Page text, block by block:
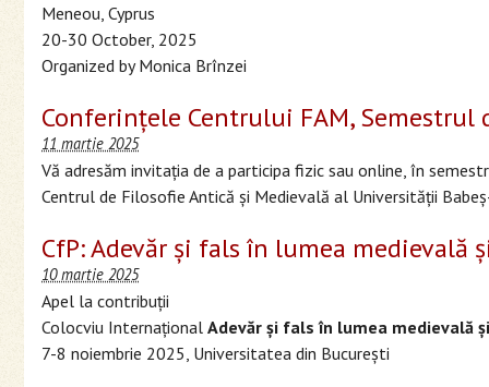
Meneou, Cyprus
20-30 October, 2025
Organized by Monica Brînzei
Conferinţele Centrului FAM, Semestrul
11 martie 2025
Vă adresăm invitaţia de a participa fizic sau online, în
Centrul de Filosofie Antică şi Medievală al Universităţii
CfP: Adevăr și fals în lumea medievală
10 martie 2025
Apel la contribuții
Colocviu InternaționalAdevăr și fals în lumea medievală
7-8 noiembrie 2025, Universitatea din București